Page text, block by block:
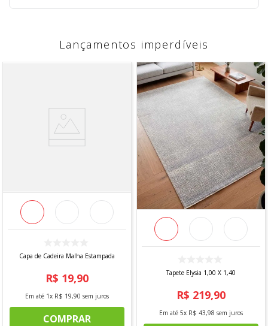
Lançamentos imperdíveis
Capa de Cadeira Malha Estampada
R$ 19,90
Em até 1x R$ 19,90 sem juros
COMPRAR
Tapete Elysia 1,00 X 1,40
R$ 219,90
Em até 5x R$ 43,98 sem juros